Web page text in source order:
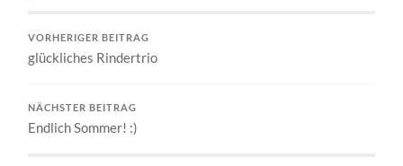
VORHERIGER BEITRAG
glückliches Rindertrio
NÄCHSTER BEITRAG
Endlich Sommer! :)